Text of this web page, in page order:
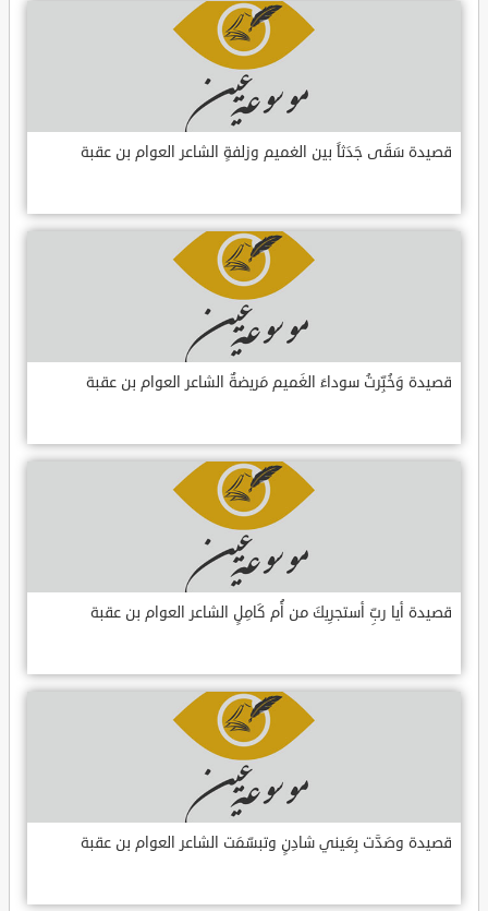
قصيدة سَقَى جَدَثاً بين الغميم وزلفةٍ الشاعر العوام بن عقبة
قصيدة وَخُبِّرتُ سوداءَ الغَميم مَريضةٌ الشاعر العوام بن عقبة
قصيدة أيا ربِّ أستجرِيكَ من أُم كَامِلٍ الشاعر العوام بن عقبة
قصيدة وصَدَّت بِعَيني شادِنٍ وتبسّمَت الشاعر العوام بن عقبة